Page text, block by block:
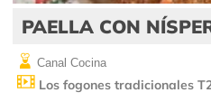
PAELLA CON
Canal Cocina
Los fogones tradicionales